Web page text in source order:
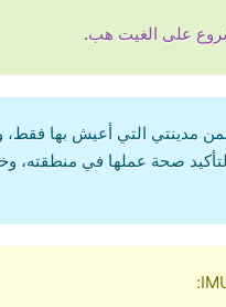
على الغيت هب.
مدينتي التي أعيش بها فقط،
لتأكيد صحة عملها في